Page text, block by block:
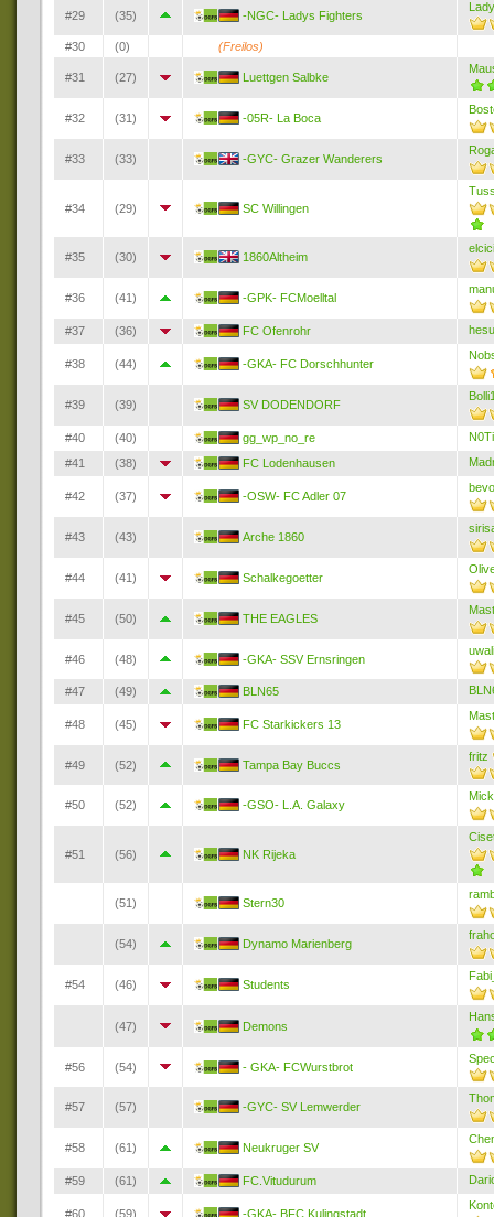
#29 (35) -NGC- Ladys Fighters
Lady
#30 (0) (Freilos)
#31 (27) Luettgen Salbke
#32 (31) -05R- La Boca
#33 (33) -GYC- Grazer Wanderers
#34 (29) SC Willingen
#35 (30) 1860Altheim
#36 (41) -GPK- FCMoelltal
#37 (36) FC Ofenrohr hesu
#38 (44) -GKA- FC Dorschhunter
#39 (39) SV DODENDORF
#40 (40) gg_wp_no_re
#41
(38) FC Lodenhausen
#42 (37) -OSW- FC Adler 07
bevo
#43 (43) Arche 1860
#44 (41) Schalkegoetter
#45 (50) THE EAGLES
#46 (48) -GKA- SSV Ernsringen
#47 (49) BLN65
#48 (45) FC Starkickers 13
#49 (52) Tampa Bay Buccs
fritz
#50 (52) -GSO- L.A. Galaxy
#51 (56) NK Rijeka
(51) Stern30
(54) Dynamo Marienberg
#54 (46) Students
(47) Demons
#56 (54) - GKA- FCWurstbrot
#57 (57) -GYC- SV Lemwerder
#58 (61) Neukruger SV
#59 (61) FC.Vitudurum
#60 (59) -GKA- BFC Kulingstadt